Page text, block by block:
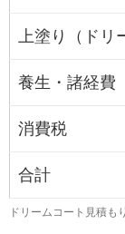
上塗り（ドリ
養生・諸経費
消費税
合計
ドリームコート見積も